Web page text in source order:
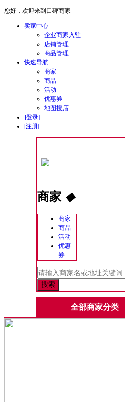
您好，欢迎来到口碑商家
卖家中心
企业商家入驻
店铺管理
商品管理
快速导航
商家
商品
活动
优惠券
地图搜店
[登录]
[注册]
商家 ◆
商家
商品
活动
优惠
券
全部商家分类